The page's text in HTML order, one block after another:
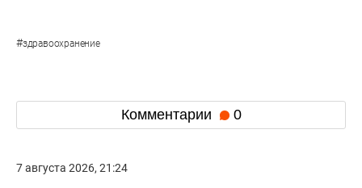
#здравоохранение
Комментарии 0
7 августа 2026, 21:24